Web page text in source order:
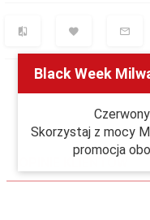
Black Week
Skorzystaj z mocy
promocja